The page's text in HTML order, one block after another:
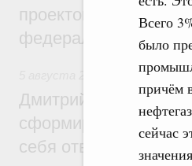
Всего
было
причём
сейчас
проектов института
федеральном округе
Молодёжная
Дмитрий
сформировал целое
себя